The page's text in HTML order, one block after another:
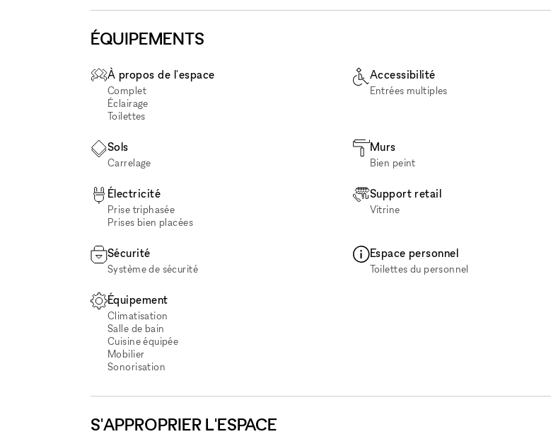
ÉQUIPEMENTS
À propos de l'espace
Complet
Éclairage
Toilettes
Accessibilité
Entrées multiples
Sols
Carrelage
Murs
Bien peint
Électricité
Prise triphasée
Prises bien placées
Support retail
Vitrine
Sécurité
Système de sécurité
Espace personnel
Toilettes du personnel
Équipement
Climatisation
Salle de bain
Cuisine équipée
Mobilier
Sonorisation
S'APPROPRIER L'ESPACE